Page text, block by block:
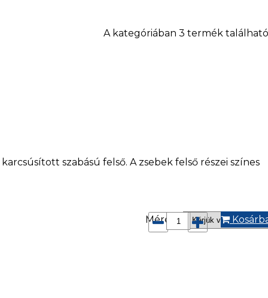
A kategóriában 3 termék
szabású felső. A zsebek felső részei színes
Méret*: